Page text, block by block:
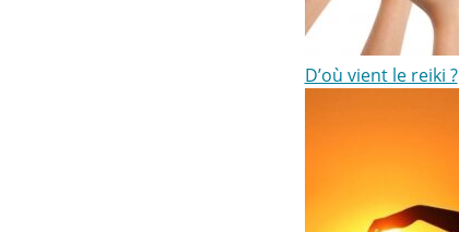
D’où vient le reiki ?